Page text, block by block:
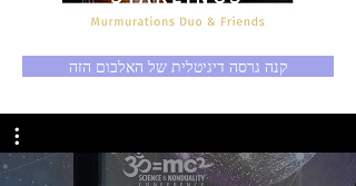
קנה גרסה דיגיטלית של האלבום הזה